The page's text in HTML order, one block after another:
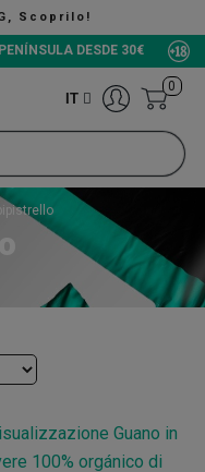
Bucket CBD, Ora
DESDE 30€
IT
0